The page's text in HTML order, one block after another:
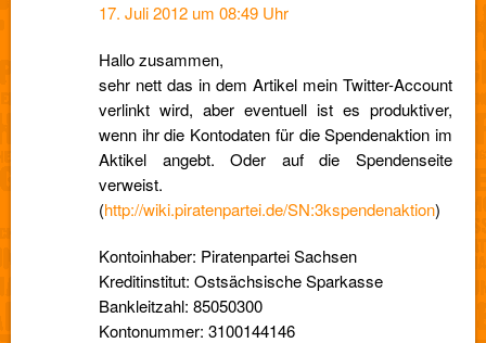
17. Juli 2012 um 08:49 Uhr
Hallo zusammen,
sehr nett das in dem Artikel mein Twitter-Account
verlinkt wird, aber eventuell ist es produktiver,
wenn ihr die Kontodaten für die Spendenaktion im
Aktikel angebt. Oder auf die Spendenseite
verweist.
(http://wiki.piratenpartei.de/SN:3kspendenaktion)
Kontoinhaber: Piratenpartei Sachsen
Kreditinstitut: Ostsächsische Sparkasse
Bankleitzahl: 85050300
Kontonummer: 3100144146